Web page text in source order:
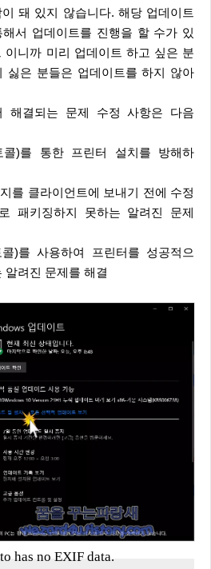
돼 있지 않습니다. 해당 업데이트
서 업데이트를 진행을 할 수가 있
이니까 미리 업데이트 하고 싶은 분
싫은 분들은 업데이트를 하지 않아
해결되는 문제 수정 사항은 다음
콜)를 통한 프린터 설치를 방해하
를 클라이언트에 보내기 전에 수정
패키징하지 못하는 알려진 문제
)를 사용하여 프린터를 성공적으
알려진 문제를 해결
has no EXIF data.